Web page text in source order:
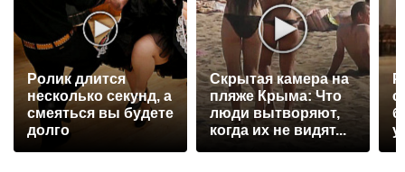
Ролик длится
несколько секунд, а
смеяться вы будете
долго
Скрытая камера на
пляже Крыма: Что
люди вытворяют,
когда их не видят...